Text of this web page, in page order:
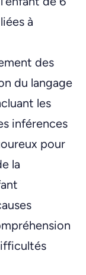
à
des
du langage
les
inférences
pour
la